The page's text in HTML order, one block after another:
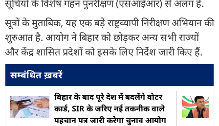
सूचियों के विशेष गहन पुनरीक्षण (एसआईआर) से अलग है.
सूत्रों के मुताबिक, यह एक बड़े राष्ट्रव्यापी निरीक्षण अभियान की
शुरुआत है. आयोग ने बिहार को छोड़कर अन्य सभी राज्यों
और केंद्र शासित प्रदेशों को इसके लिए निर्देश जारी किए हैं.
सम्बंधित ख़बरें
बिहार के बाद पूरे देश में बदलेंगे वोटर
कार्ड, SIR के जरिए नई तकनीक वाले
पहचान पत्र जारी करेगा चुनाव आयोग